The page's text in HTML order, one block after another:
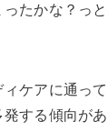
たかな？っ
ケアに通っ
する傾向があ